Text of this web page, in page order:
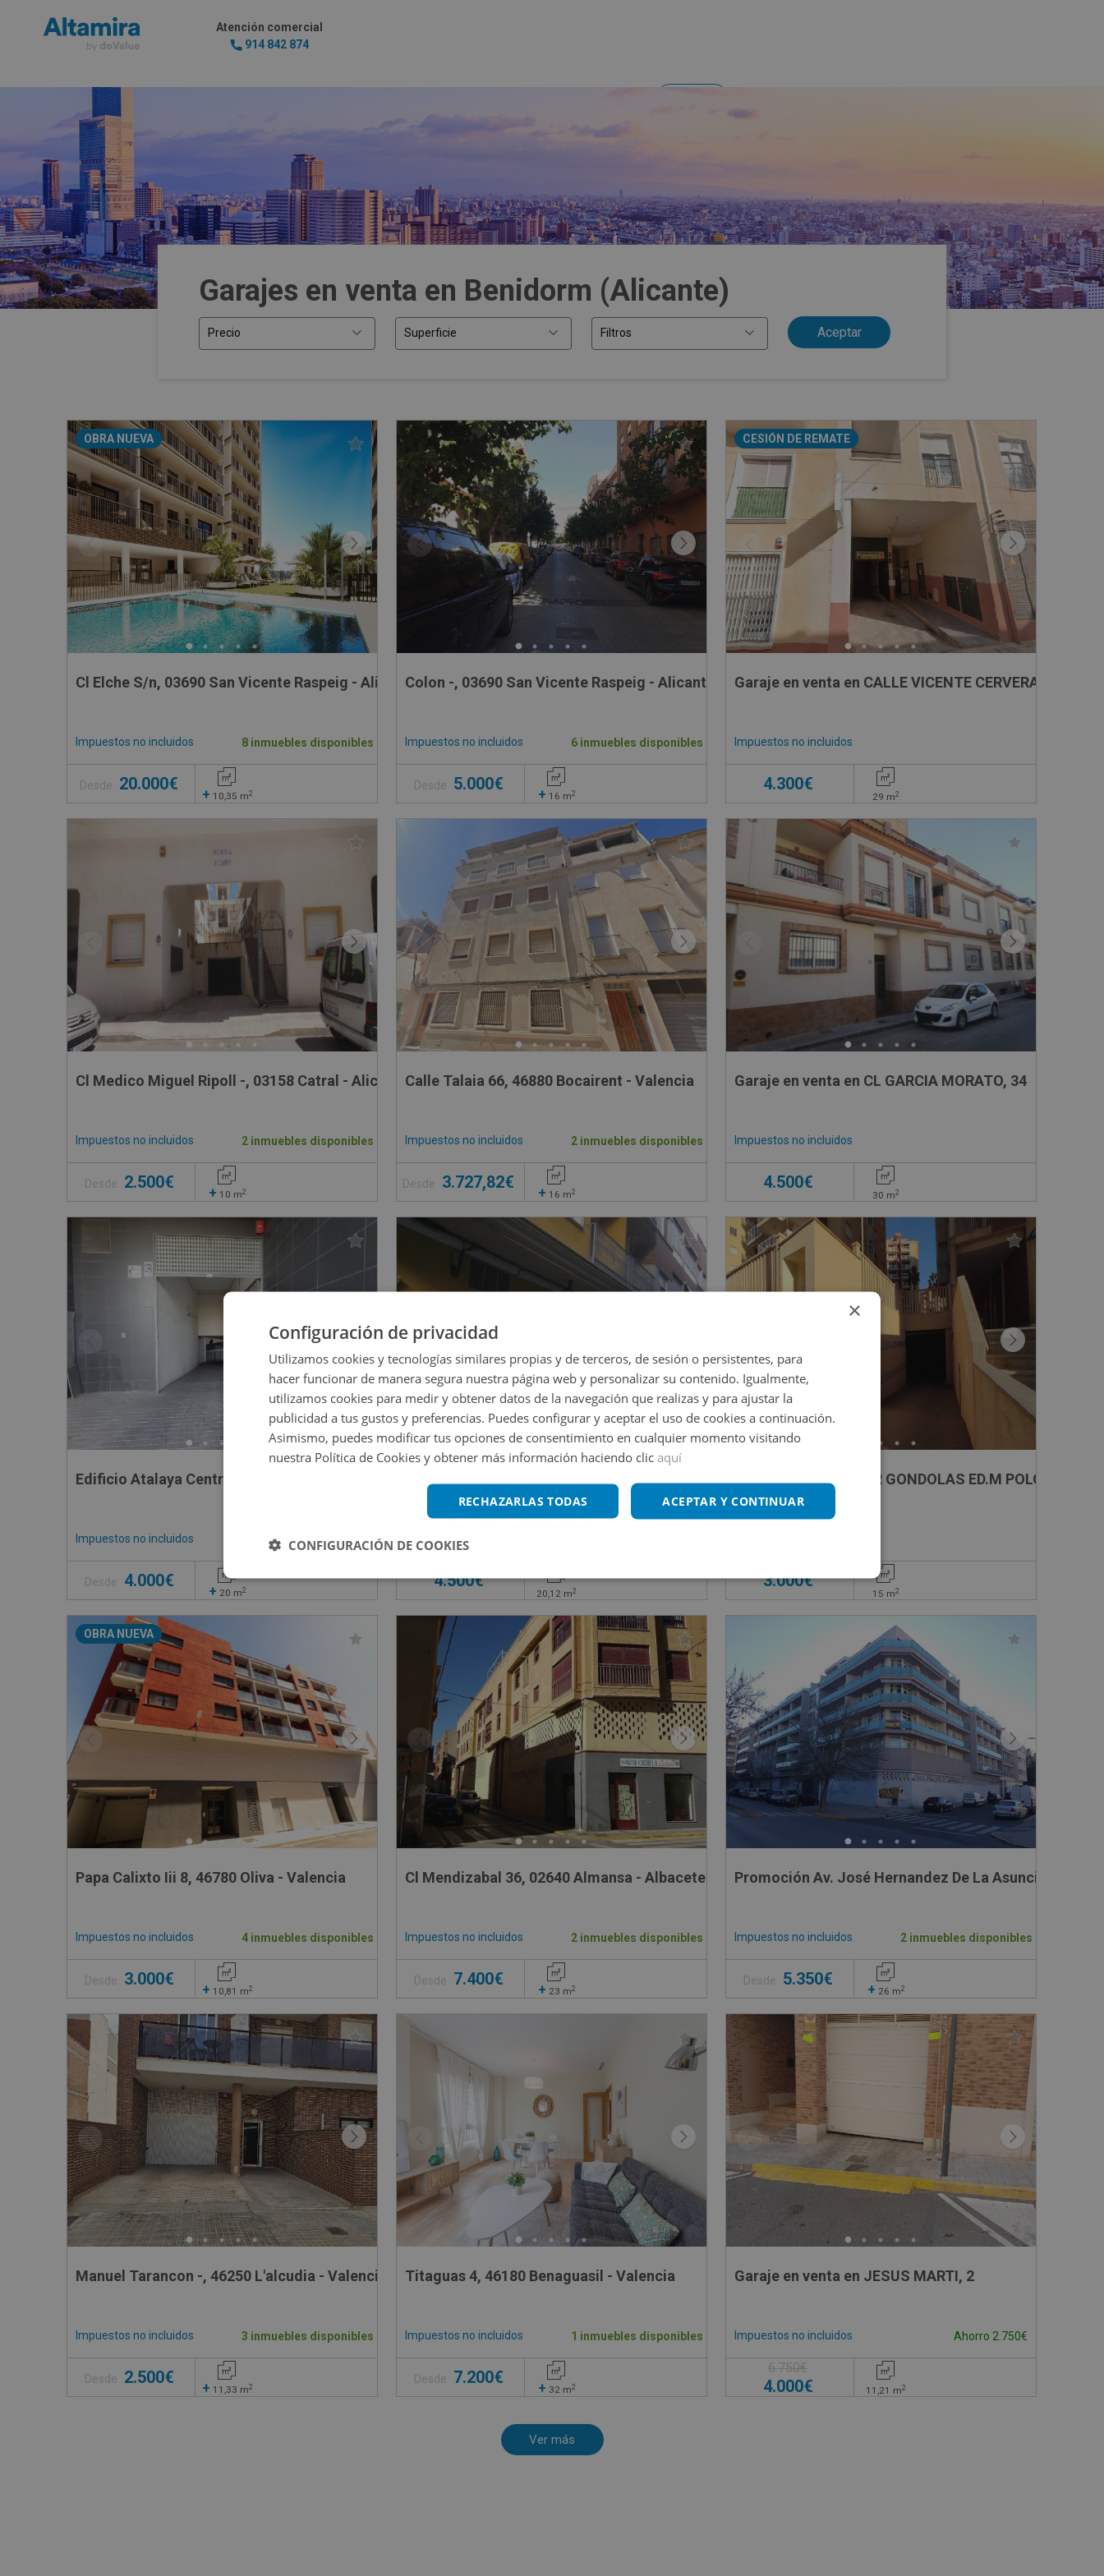
Atención comercial
914 842 874
Garajes en venta en Benidorm (Alicante)
Precio Superficie Filtros
OBRA NUEVA
Cl Elche S/n, 03690 San Vicente Raspeig - Alicante
Impuestos no incluidos 8 inmuebles disponibles
Desde 20.000€
+ 10,35 m2
Colon -, 03690 San Vicente Raspeig - Alicante
Impuestos no incluidos 6 inmuebles disponibles
Desde 5.000€
+ 16 m2
CESIÓN DE REMATE
Garaje en venta en CALLE VICENTE CERVERA , 57
Impuestos no incluidos
4.300€
29 m2
Cl Medico Miguel Ripoll -, 03158 Catral - Alicante
Impuestos no incluidos 2 inmuebles disponibles
Desde 2.500€
+ 10 m2
Calle Talaia 66, 46880 Bocairent - Valencia
Impuestos no incluidos 2 inmuebles disponibles
Desde 3.727,82€
+ 16 m2
Garaje en venta en CL GARCIA MORATO, 34
Impuestos no incluidos
4.500€
30 m2
Edificio Atalaya Centro Fase I Sn, 30589 Murcia - Murcia
Impuestos no incluidos 7 inmuebles disponibles
Desde 4.000€
+ 20 m2
Garaje en venta en CL TRINQUETE S/N, 0
Impuestos no incluidos
4.500€
20,12 m2
Garaje en venta en UR GONDOLAS ED.M POLO, -
3.000€
15 m2
OBRA NUEVA
Papa Calixto Iii 8, 46780 Oliva - Valencia
Impuestos no incluidos 4 inmuebles disponibles
Desde 3.000€
+ 10,81 m2
Cl Mendizabal 36, 02640 Almansa - Albacete
Impuestos no incluidos 2 inmuebles disponibles
Desde 7.400€
+ 23 m2
Promoción Av. José Hernandez De La Asunción 21,
Impuestos no incluidos 2 inmuebles disponibles
Desde 5.350€
+ 26 m2
Manuel Tarancon -, 46250 L'alcudia - Valencia
Impuestos no incluidos 3 inmuebles disponibles
Desde 2.500€
+ 11,33 m2
Titaguas 4, 46180 Benaguasil - Valencia
Impuestos no incluidos 1 inmuebles disponibles
Desde 7.200€
+ 32 m2
Garaje en venta en JESUS MARTI, 2
Impuestos no incluidos Ahorro 2.750€
6.750€
4.000€ 11,21 m2
×
Configuración de privacidad
Utilizamos cookies y tecnologías similares propias y de terceros, de sesión o persistentes, para
hacer funcionar de manera segura nuestra página web y personalizar su contenido. Igualmente,
utilizamos cookies para medir y obtener datos de la navegación que realizas y para ajustar la
publicidad a tus gustos y preferencias. Puedes configurar y aceptar el uso de cookies a continuación.
Asimismo, puedes modificar tus opciones de consentimiento en cualquier momento visitando
nuestra Política de Cookies y obtener más información haciendo clic aquí
ACEPTAR Y CONTINUAR
RECHAZARLAS TODAS
CONFIGURACIÓN DE COOKIES